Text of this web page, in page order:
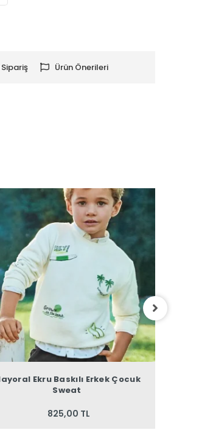
Ürün Önerileri
Ekru Baskılı Erkek Çocuk
Sweat
825,00 TL